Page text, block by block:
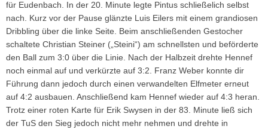
für Eudenbach. In der 20. Minute legte Pintus schließelich selbst
nach. Kurz vor der Pause glänzte Luis Eilers mit einem grandiosen
Dribbling über die linke Seite. Beim anschließenden Gestocher
schaltete Christian Steiner („Steini“) am schnellsten und beförderte
den Ball zum 3:0 über die Linie. Nach der Halbzeit drehte Hennef
noch einmal auf und verkürzte auf 3:2. Franz Weber konnte dir
Führung dann jedoch durch einen verwandelten Elfmeter erneut
auf 4:2 ausbauen. Anschließend kam Hennef wieder auf 4:3 heran.
Trotz einer roten Karte für Erik Swysen in der 83. Minute ließ sich
der TuS den Sieg jedoch nicht mehr nehmen und drehte in